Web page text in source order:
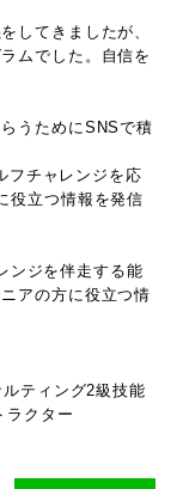
してきましたが、
ムでした。自信を
うためにSNSで積
チャレンジを応
役立つ情報を発信
ジを伴走する能
アの方に役立つ情
ティング2級技能
ラクター